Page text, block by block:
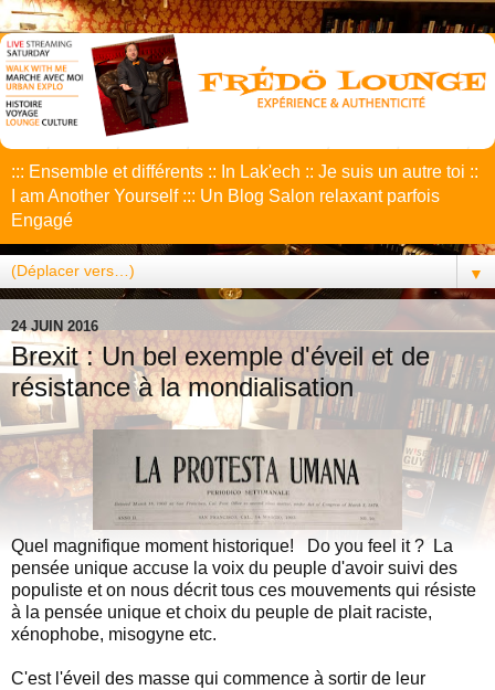
::: Ensemble et différents :: In Lak'ech :: Je suis un autre toi ::
I am Another Yourself ::: Un Blog Salon relaxant parfois
Engagé
▼
24 JUIN 2016
Brexit : Un bel exemple d'éveil et de
résistance à la mondialisation
Quel magnifique moment historique! Do you feel it ? La
pensée unique accuse la voix du peuple d'avoir suivi des
populiste et on nous décrit tous ces mouvements qui résiste
à la pensée unique et choix du peuple de plait raciste,
xénophobe, misogyne etc.
C'est l'éveil des masse qui commence à sortir de leur